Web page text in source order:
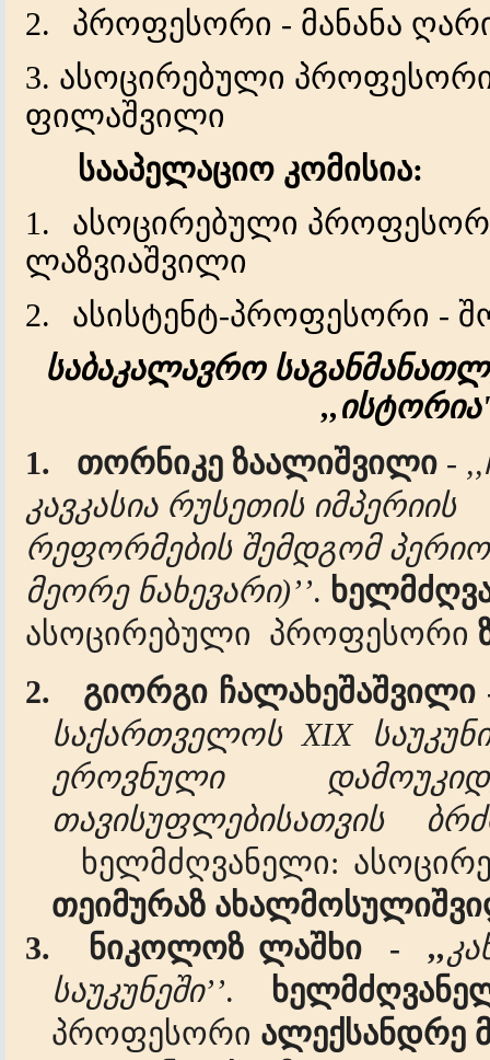
2.
პროფესორი - მანანა
3. ასოცირებული
ფილაშვილი
სააპელაციო კომისია:
1.
ასოცირებული
ლაზვიაშვილი
2.
ასისტენტ-პროფესორი -
საბაკალავრო
,,ისტორია
1.
თორნიკე ზაალიშვილი - ,,
კავკასია რუსეთის იმპერიის
რეფორმების შემდგომ
მეორე ნახევარი)’’.
ასოცირებული პროფესორი
2.
გიორგი ჩალახეშაშვილი
საქართველოსXIX
ეროვნული
თავისუფლებისათვის
ხელმძღვანელი:
თეიმურაზ
3.
ნიკოლოზ ლაშხი- ,,
საუკუნეში’’.
პროფესორი ალექსანდრე